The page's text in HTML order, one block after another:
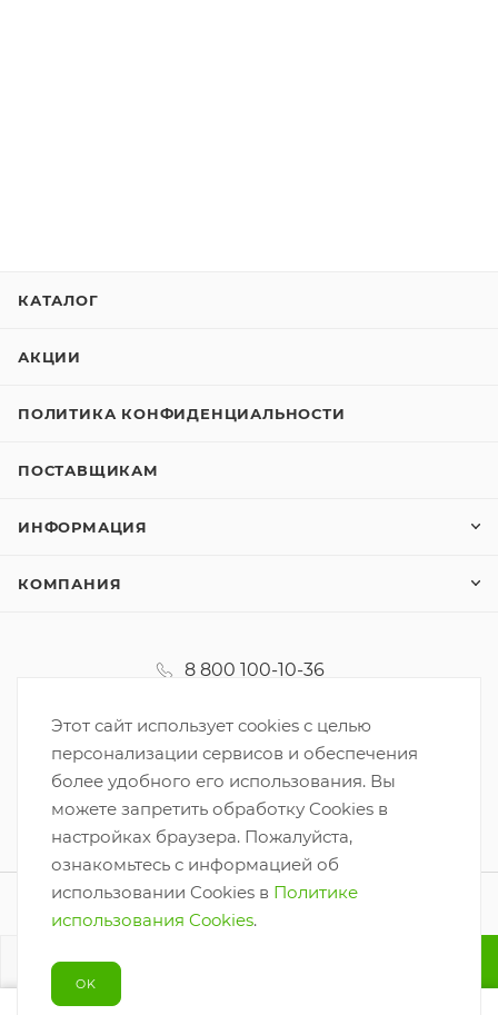
КАТАЛОГ
АКЦИИ
ПОЛИТИКА КОНФИДЕНЦИАЛЬНОСТИ
ПОСТАВЩИКАМ
ИНФОРМАЦИЯ
КОМПАНИЯ
8 800 100-10-36
Этот сайт использует cookies с целью
персонализации сервисов и обеспечения
более удобного его использования. Вы
можете запретить обработку Cookies в
настройках браузера. Пожалуйста,
ознакомьтесь с информацией об
использовании Cookies в Политике
использования Cookies.
OK